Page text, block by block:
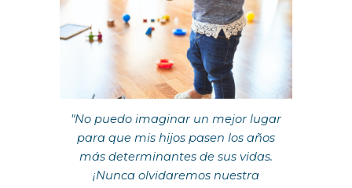
"No puedo imaginar un mejor lugar
para que mis hijos pasen los años
más determinantes de sus vidas.
¡Nunca olvidaremos nuestra